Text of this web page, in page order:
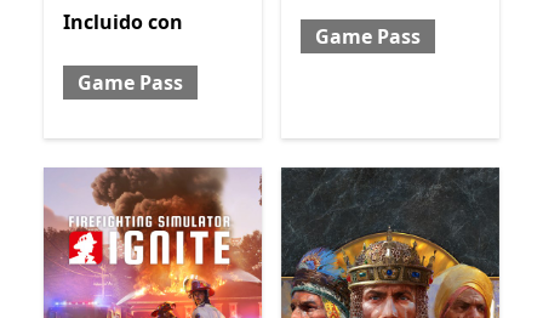
Incluido con Game Pass
Incluidocon
Game Pass
Game Pass